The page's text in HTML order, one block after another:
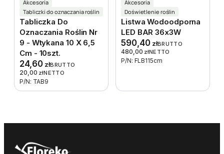
Akcesoria
Tabliczki do oznaczania roślin
Tabliczka Do
Oznaczania Roślin Nr
9 - Wtykana 10 X 6,5
Cm - 10szt.
24,60 złBRUTTO
20,00 złNETTO
P/N: TAB9
Akcesoria
Doświetlenie roślin
Listwa Wodoodporna
LED BAR 36x3W
590,40 złBRUTTO
480,00 złNETTO
P/N: FLB115cm